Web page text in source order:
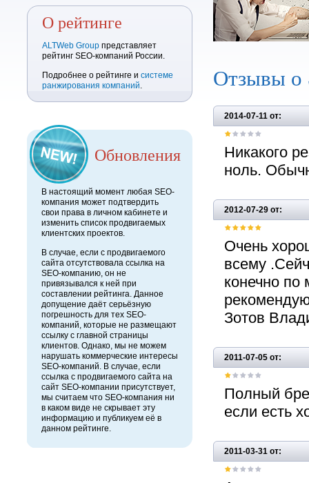
О рейтинге
ALTWeb Group представляет
рейтинг SEO-компаний России.
Подробнее о рейтинге и системе
ранжирования компаний.
Обновления
В настоящий момент любая SEO-
компания может подтвердить
свои права в личном кабинете и
изменить список продвигаемых
клиентских проектов.
В случае, если с продвигаемого
сайта отсутствовала ссылка на
SEO-компанию, он не
привязывался к ней при
составлении рейтинга. Данное
допущение даёт серьёзную
погрешность для тех SEO-
компаний, которые не размещают
ссылку с главной страницы
клиентов. Однако, мы не можем
нарушать коммерческие интересы
SEO-компаний. В случае, если
ссылка с продвигаемого сайта на
сайт SEO-компании присутствует,
мы считаем что SEO-компания ни
в каком виде не скрывает эту
информацию и публикуем её в
данном рейтинге.
Отзывы о
2014-07-11 от:
Никакого
ноль.
2012-07-29 от:
Очень
всему
конечно по
Зотов
2011-07-05 от:
Полный
если есть
2011-03-31 от: